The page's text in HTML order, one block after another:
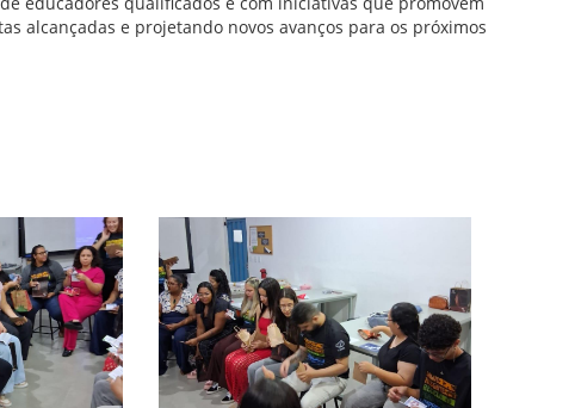
alcançadas e projetando novos avanços para os próximos